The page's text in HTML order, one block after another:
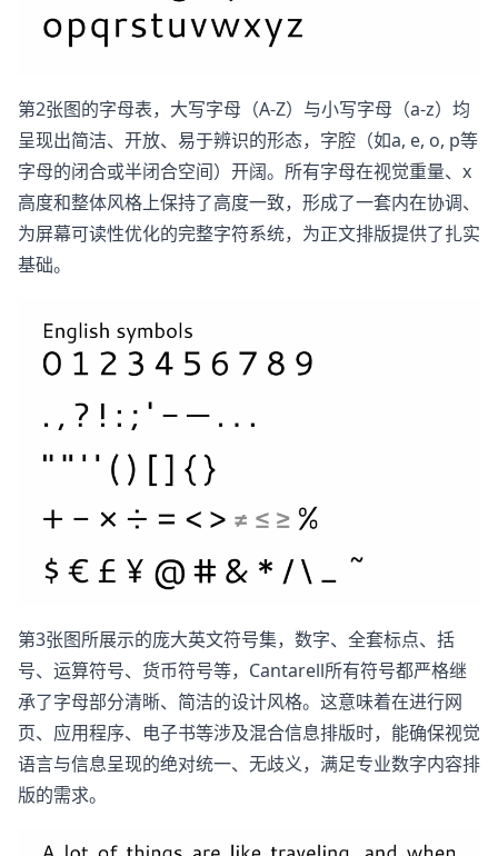
第2张图的字母表，大写字母（A-Z）与小写字母（a-z）均
呈现出简洁、开放、易于辨识的形态，字腔（如a, e, o, p等
字母的闭合或半闭合空间）开阔。所有字母在视觉重量、x
高度和整体风格上保持了高度一致，形成了一套内在协调、
为屏幕可读性优化的完整字符系统，为正文排版提供了扎实
基础。
第3张图所展示的庞大英文符号集，数字、全套标点、括
号、运算符号、货币符号等，Cantarell所有符号都严格继
承了字母部分清晰、简洁的设计风格。这意味着在进行网
页、应用程序、电子书等涉及混合信息排版时，能确保视觉
语言与信息呈现的绝对统一、无歧义，满足专业数字内容排
版的需求。